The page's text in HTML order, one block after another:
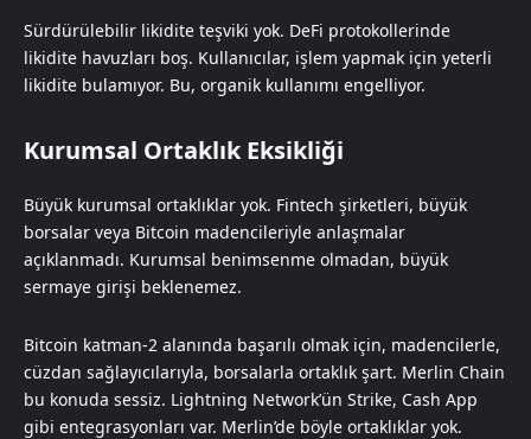
Sürdürülebilir likidite teşviki yok. DeFi protokollerinde
likidite havuzları boş. Kullanıcılar, işlem yapmak için yeterli
likidite bulamıyor. Bu, organik kullanımı engelliyor.
Kurumsal Ortaklık Eksikliği
Büyük kurumsal ortaklıklar yok. Fintech şirketleri, büyük
borsalar veya Bitcoin madencileriyle anlaşmalar
açıklanmadı. Kurumsal benimsenme olmadan, büyük
sermaye girişi beklenemez.
Bitcoin katman-2 alanında başarılı olmak için, madencilerle,
cüzdan sağlayıcılarıyla, borsalarla ortaklık şart. Merlin Chain
bu konuda sessiz. Lightning Network’ün Strike, Cash App
gibi entegrasyonları var. Merlin’de böyle ortaklıklar yok.